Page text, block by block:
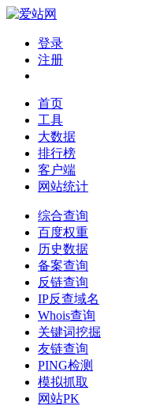
登录
注册
首页
工具
大数据
排行榜
客户端
网站统计
综合查询
百度权重
历史数据
备案查询
反链查询
IP反查域名
Whois查询
关键词挖掘
友链查询
PING检测
模拟抓取
网站PK